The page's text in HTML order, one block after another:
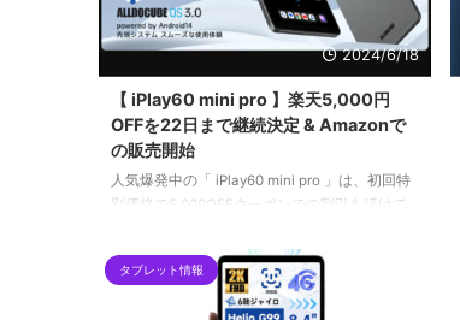
2024/6/18
【 iPlay60 mini pro 】楽天5,000円
OFFを22日まで継続決定 & Amazonで
の販売開始
人気爆発中の「 iPlay60 mini pro 」は、初回特
別価格で5,000OFFクーポンでの割引を続けて
で、無くなるたびに売切れになっています。
タブレット情報